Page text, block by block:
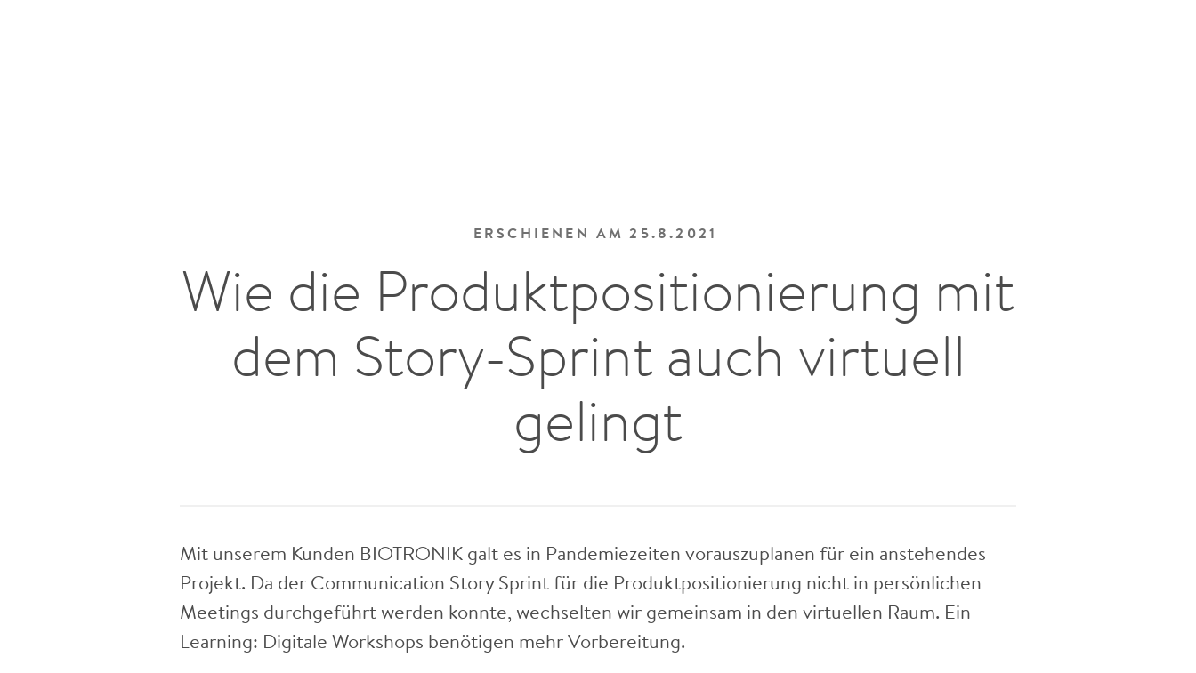
ERSCHIENEN AM 25.8.2021
Wie die Produktpositionierung mit
dem Story-Sprint auch virtuell
gelingt
Mit unserem Kunden BIOTRONIK galt es in Pandemiezeiten vorauszuplanen für ein anstehendes
Projekt. Da der Communication Story Sprint für die Produktpositionierung nicht in persönlichen
Meetings durchgeführt werden konnte, wechselten wir gemeinsam in den virtuellen Raum. Ein
Learning: Digitale Workshops benötigen mehr Vorbereitung.